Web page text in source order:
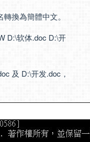
換為簡體中文。
D:\软体.doc D:\开
及 D:\开发.doc，